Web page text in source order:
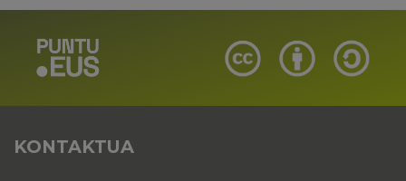
KONTAKTUA